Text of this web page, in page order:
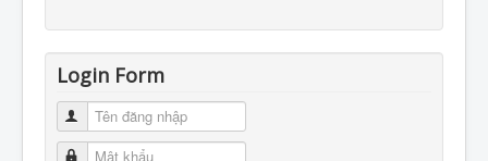
Login Form
Tên đăng nhập
Mật khẩu